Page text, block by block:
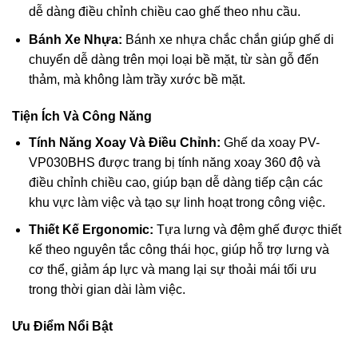
dễ dàng điều chỉnh chiều cao ghế theo nhu cầu.
Bánh Xe Nhựa: Bánh xe nhựa chắc chắn giúp ghế di
chuyển dễ dàng trên mọi loại bề mặt, từ sàn gỗ đến
thảm, mà không làm trầy xước bề mặt.
Tiện Ích Và Công Năng
Tính Năng Xoay Và Điều Chỉnh: Ghế da xoay PV-
VP030BHS được trang bị tính năng xoay 360 độ và
điều chỉnh chiều cao, giúp bạn dễ dàng tiếp cận các
khu vực làm việc và tạo sự linh hoạt trong công việc.
Thiết Kế Ergonomic: Tựa lưng và đệm ghế được thiết
kế theo nguyên tắc công thái học, giúp hỗ trợ lưng và
cơ thể, giảm áp lực và mang lại sự thoải mái tối ưu
trong thời gian dài làm việc.
Ưu Điểm Nổi Bật